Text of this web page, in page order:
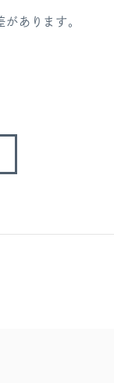
あります。